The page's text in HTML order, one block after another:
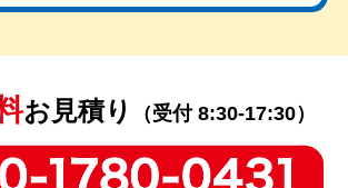
お見積り （受付 8:30-17:30）